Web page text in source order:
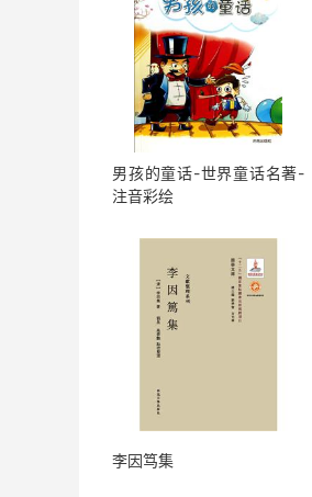
男孩的童话-世界童话名著-
注音彩绘
李因笃集